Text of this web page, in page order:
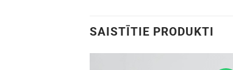
SAISTĪTIE PRODUKTI